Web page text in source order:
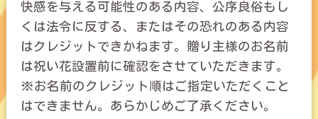
快感を与える可能性のある内容、公序良俗もし
くは法令に反する、またはその恐れのある内容
はクレジットできかねます。贈り主様のお名前
は祝い花設置前に確認をさせていただきます。
※お名前のクレジット順はご指定いただくこと
はできません。あらかじめご了承ください。